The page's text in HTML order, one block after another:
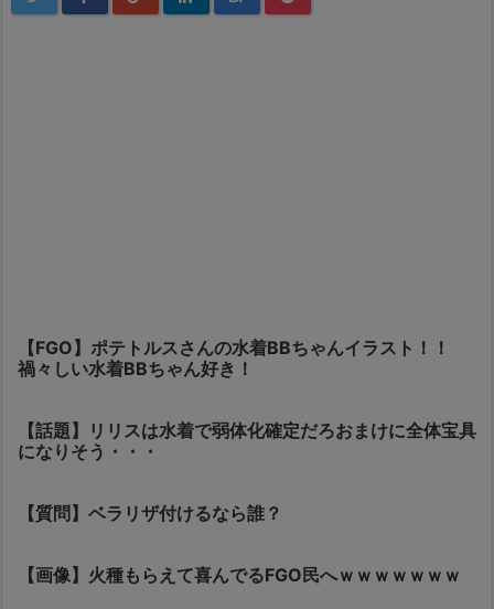
【FGO】ポテトルスさんの水着BBちゃんイラスト！！
禍々しい水着BBちゃん好き！
【話題】リリスは水着で弱体化確定だろおまけに全体宝具
になりそう・・・
【質問】ベラリザ付けるなら誰？
【画像】火種もらえて喜んでるFGO民へｗｗｗｗｗｗｗ